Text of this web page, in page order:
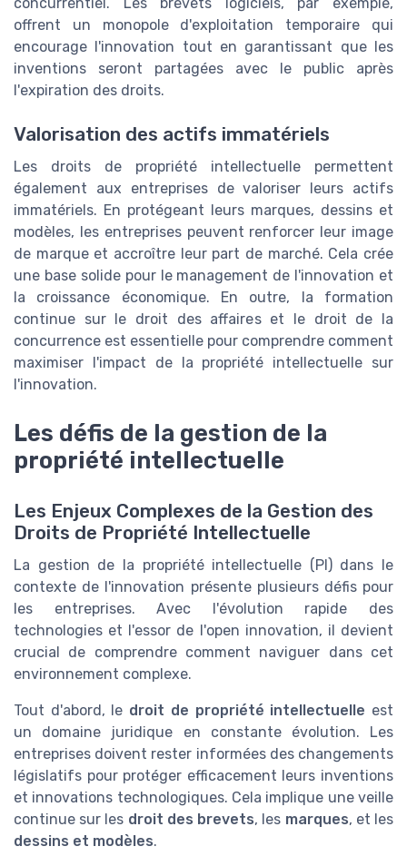
offrent un monopole d'exploitation temporaire qui
encourage l'innovation tout en garantissant que les
inventions seront partagées avec le public après
l'expiration des droits.
Valorisation des actifs immatériels
Les droits de propriété intellectuelle permettent
également aux entreprises de valoriser leurs actifs
immatériels. En protégeant leurs marques, dessins et
modèles, les entreprises peuvent renforcer leur image
de marque et accroître leur part de marché. Cela crée
une base solide pour le management de l'innovation et
la croissance économique. En outre, la formation
continue sur le droit des affaires et le droit de la
concurrence est essentielle pour comprendre comment
maximiser l'impact de la propriété intellectuelle sur
l'innovation.
Les défis de la gestion de la
propriété intellectuelle
Les Enjeux Complexes de la Gestion des
Droits de Propriété Intellectuelle
La gestion de la propriété intellectuelle (PI) dans le
contexte de l'innovation présente plusieurs défis pour
les entreprises. Avec l'évolution rapide des
technologies et l'essor de l'open innovation, il devient
crucial de comprendre comment naviguer dans cet
environnement complexe.
Tout d'abord, le droit de propriété intellectuelle est
un domaine juridique en constante évolution. Les
entreprises doivent rester informées des changements
législatifs pour protéger efficacement leurs inventions
et innovations technologiques. Cela implique une veille
continue sur les droit des brevets, les marques, et les
dessins et modèles.